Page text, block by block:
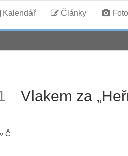
Kalendář Články
Vlakem za
Č.